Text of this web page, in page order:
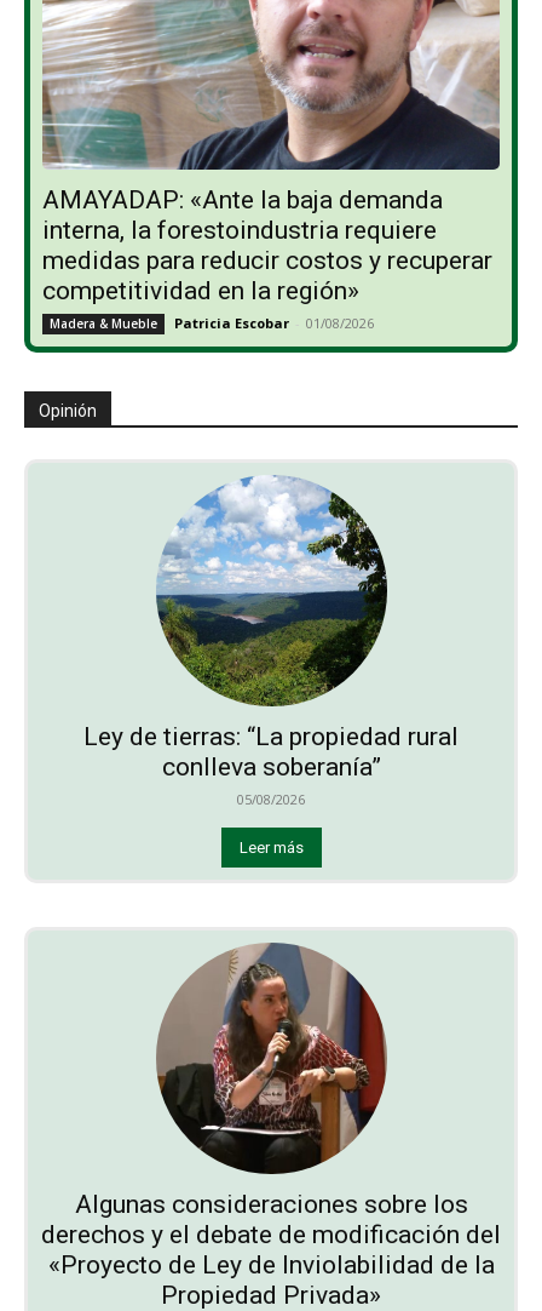
AMAYADAP: «Ante la baja demanda
interna, la forestoindustria requiere
medidas para reducir costos y recuperar
competitividad en la región»
Madera & Mueble Patricia Escobar - 01/08/2026
Opinión
Ley de tierras: “La propiedad rural
conlleva soberanía”
05/08/2026
Leer más
Algunas consideraciones sobre los
derechos y el debate de modificación del
«Proyecto de Ley de Inviolabilidad de la
Propiedad Privada»